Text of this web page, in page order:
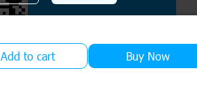
Add to cart Buy Now